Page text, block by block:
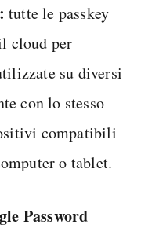
tutte le passkey
cloud per
su diversi
con lo stesso
compatibili
o tablet.
Password